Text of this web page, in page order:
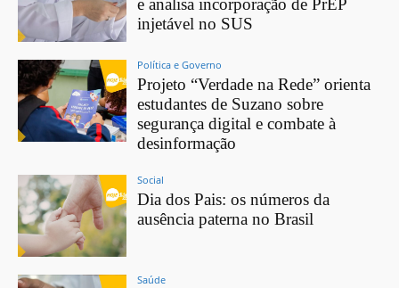
e analisa incorporação de PrEP
injetável no SUS
Política e Governo
Projeto “Verdade na Rede” orienta
estudantes de Suzano sobre
segurança digital e combate à
desinformação
Social
Dia dos Pais: os números da
ausência paterna no Brasil
Saúde